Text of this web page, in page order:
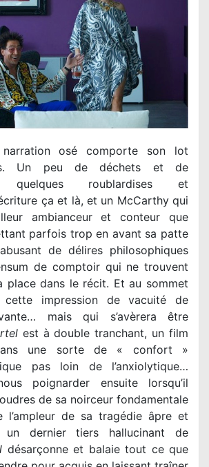
osé comporte son lot
Un peu de déchets et de
quelques roublardises et
ça et là, et un McCarthy qui
ambianceur et conteur que
parfois trop en avant sa patte
de délires philosophiques
de comptoir qui ne trouvent
place dans le récit. Et au sommet
impression de vacuité de
mais qui s’avèrera être
est à double tranchant, un film
une sorte de « confort »
pas loin de l’anxiolytique…
poignarder ensuite lorsqu’il
de sa noirceur fondamentale
l’ampleur de sa tragédie âpre et
un dernier tiers hallucinant de
désarçonne et balaie tout ce que